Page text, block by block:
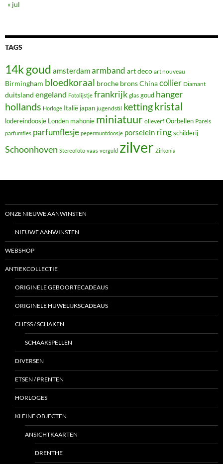
« jul
TAGS
14k goud amsterdamarmband art deco art nouveau
Birmingham bloedkoraal broche bronsChinacollier Diamant
duitsland engeland Fotolijstje frankrijk glas goud hanger
hollands Horloge Italië japan jugendstil kettingkristal
lodereindoosje Londen mahonie miniatuur olieverf Oorbellen Parels
parfumfles parfumflesje pepermuntdoosje porselein ringschilderij
Schoonhoven Stereofoto vaas verguld zilver Zirkonia
ONZE NIEUWE AANWINSTEN
NIEUWE AANWINSTEN
WEBSHOP
ANTIEKCOLLECTIE
ORIGINELE GEBOORTECADEAUS
ORIGINELE HUWELIJKSCADEAUS
CHESS / SCHAKEN
SCHAAKSPELLEN
DIVERSEN
ETSEN / PRENTEN
HORLOGES
KLEINE OBJECTEN
ANSICHTKAARTEN
DRENTHE